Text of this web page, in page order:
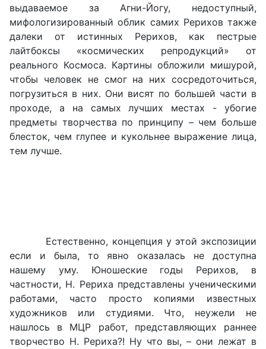
выдаваемое за Агни-Йогу, недоступный,
мифологизированный облик самих Рерихов также
далеки от истинных Рерихов, как пестрые
лайтбоксы «космических репродукций» от
реального Космоса. Картины обложили мишурой,
чтобы человек не смог на них сосредоточиться,
погрузиться в них. Они висят по большей части в
проходе, а на самых лучших местах - убогие
предметы творчества по принципу – чем больше
блесток, чем глупее и кукольнее выражение лица,
тем лучше.
Естественно, концепция у этой экспозиции
если и была, то явно оказалась не доступна
нашему уму. Юношеские годы Рерихов, в
частности, Н. Рериха представлены ученическими
работами, часто просто копиями известных
художников или студиями. Что, неужели не
нашлось в МЦР работ, представляющих раннее
творчество Н. Рериха?! Ну что вы, – они лежат в